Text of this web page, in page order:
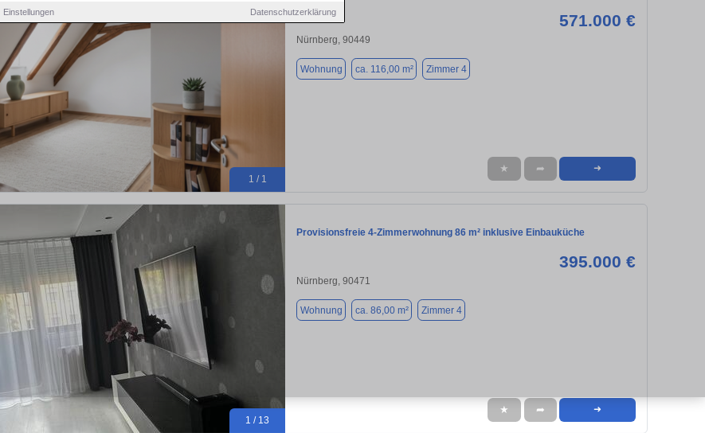
Einstellungen Datenschutzerklärung
1 / 1
571.000 €
Nürnberg, 90449
Wohnung ca. 116,00 m² Zimmer 4
★ ➦ ➜
1 / 13
Provisionsfreie 4-Zimmerwohnung 86 m² inklusive Einbauküche
395.000 €
Nürnberg, 90471
Wohnung ca. 86,00 m² Zimmer 4
★ ➦ ➜